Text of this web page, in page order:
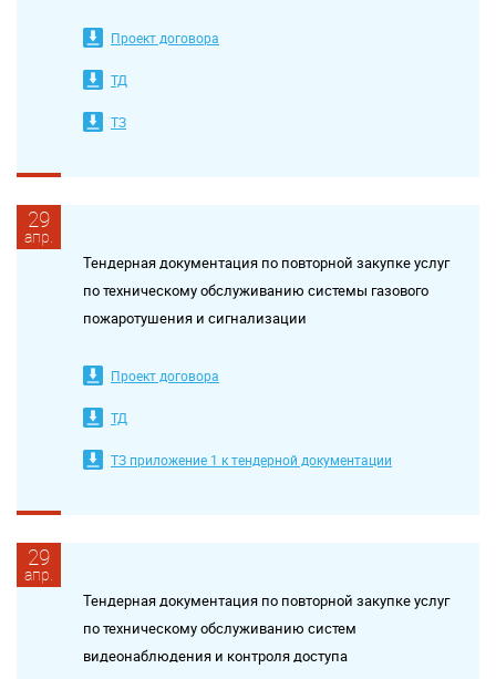
Проект договора
ТД
ТЗ
29
апр.
Тендерная документация по повторной закупке услуг
по техническому обслуживанию системы газового
пожаротушения и сигнализации
Проект договора
ТД
ТЗ приложение 1 к тендерной документации
29
апр.
Тендерная документация по повторной закупке услуг
по техническому обслуживанию систем
видеонаблюдения и контроля доступа